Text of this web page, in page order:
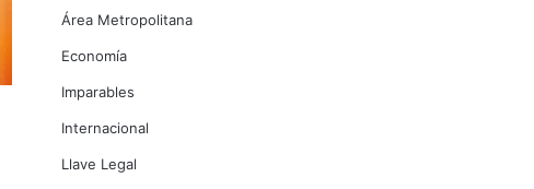
Área Metropolitana
Economía
Imparables
Internacional
Llave Legal